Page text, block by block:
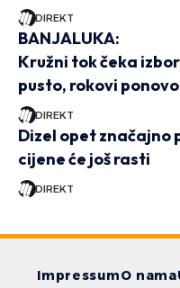
DIREKT
BANJALUKA:
Kružni tok čeka
pusto, rokovi
DIREKT
Dizel opet značajno
cijene će još rasti
DIREKT
ImpressumO nama